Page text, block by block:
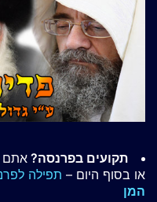
תקועים בפרנסה? אתם
או בסוף היום – תפילה
המן